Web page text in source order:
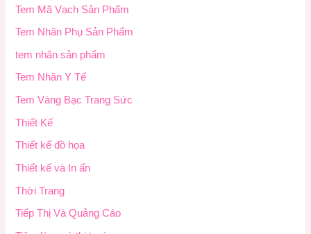
Tem Mã Vạch Sản Phẩm
Tem Nhãn Phụ Sản Phẩm
tem nhãn sản phẩm
Tem Nhãn Y Tế
Tem Vàng Bạc Trang Sức
Thiết Kế
Thiết kế đồ họa
Thiết kế và In ấn
Thời Trang
Tiếp Thị Và Quảng Cáo